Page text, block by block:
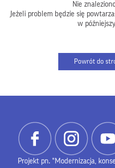
Nie
Jeżeli problem będzie się
w
Projekt pn. "Modernizacja,